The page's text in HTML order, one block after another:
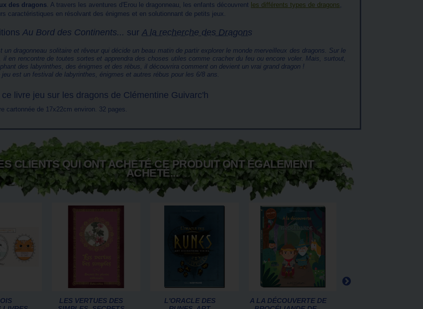
des dragons . A travers les aventures d'Erou le dragonneau, les enfants découvrent les différents types de dragons
caractéristiques en résolvant des énigmes et en solutionnant de petits jeux.
Au Bord des Continents... sur A la recherche des Dragons
un dragonneau solitaire et rêveur qui décide un beau matin de partir explorer le monde merveilleux des dragons. Sur le
il en rencontre de toutes sortes et apprendra des choses utiles comme cracher du feu ou encore voler. Mais, surtout,
des labyrinthes, des énigmes et des rébus, il découvrira comment on devient un vrai grand dragon !
jeu est un festival de labyrinthes, énigmes et autres rébus pour les 6/8 ans.
livre jeu sur les dragons de Clémentine Guivarc'h
cartonnée de 17x22cm environ. 32 pages.
CLIENTS QUI ONT ACHETÉ CE PRODUIT ONT ÉGALEMENT
ACHETÉ...
LES VERTUES DES
L'ORACLE DES
A LA DÉCOUVERTE DE